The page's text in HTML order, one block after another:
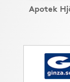
Apotek